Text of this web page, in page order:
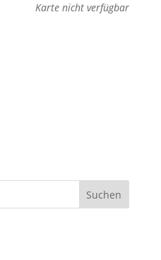
Karte nicht verfügbar